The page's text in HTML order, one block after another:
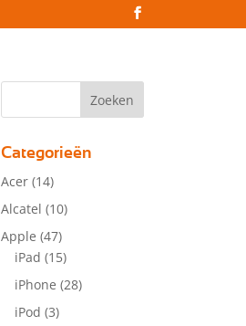
Categorieën
Acer (14)
Alcatel (10)
Apple (47)
iPad (15)
iPhone (28)
iPod (3)